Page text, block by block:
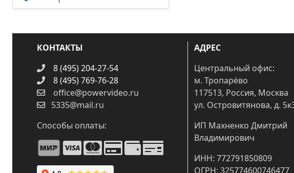
КОНТАКТЫ
8 (495) 204-27-54
8 (495) 769-76-28
office@powervideo.ru
5335@mail.ru
Способы оплаты:
АДРЕС
Центральный офис:
м. Тропарёво
117513, Россия, Москва
ул. Островитянова, д.
ИП Махненко Дмитрий
Владимирович
ИНН: 772791850809
ОГРН: 325774600746477